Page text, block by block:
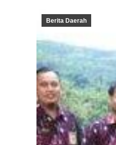
Berita Daerah